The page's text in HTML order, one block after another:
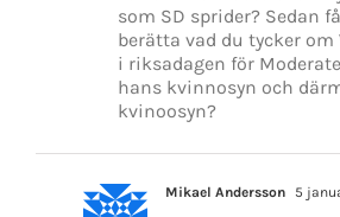
som SD sprider? Sedan
berätta vad du tycker
i riksadagen för
hans kvinnosyn och
kvinoosyn?
Mikael Andersson 5